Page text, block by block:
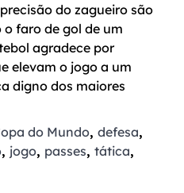
do zagueiro são
faro de gol de um
agradece por
elevam o jogo a um
digno dos maiores
do Mundo, defesa,
, jogo, passes, tática,